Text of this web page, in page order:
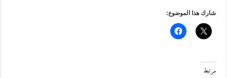
شارك هذا الموضوع:
مرتبط